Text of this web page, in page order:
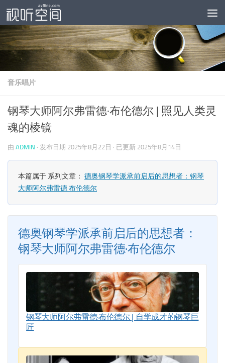
跳至内容
音乐唱片
钢琴大师阿尔弗雷德·布伦德尔 | 照见人类灵
魂的棱镜
由 ADMIN · 发布日期 2025年8月22日 · 已更新 2025年8月14日
本篇属于 系列文章： 德奥钢琴学派承前启后的思想者：钢琴
大师阿尔弗雷德·布伦德尔
德奥钢琴学派承前启后的思想者：
钢琴大师阿尔弗雷德·布伦德尔
钢琴大师阿尔弗雷德·布伦德尔 | 自学成才的钢琴巨
匠